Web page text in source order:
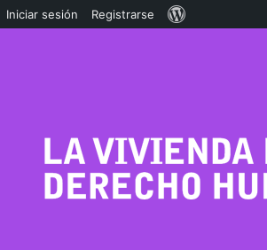
Iniciar sesión Registrarse